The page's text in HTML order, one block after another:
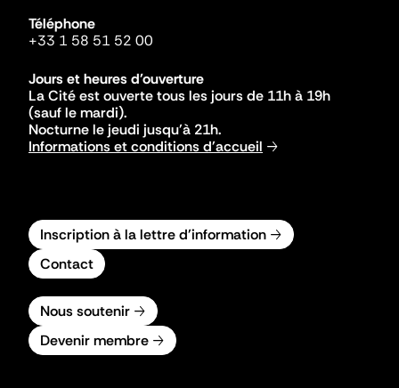
Téléphone
+33 1 58 51 52 00
Jours et heures d'ouverture
La Cité est ouverte tous les jours de 11h à 19h
(sauf le mardi).
Nocturne le jeudi jusqu'à 21h.
Informations et conditions d'accueil
Inscription à la lettre d'information
Contact
Nous soutenir
Devenir membre